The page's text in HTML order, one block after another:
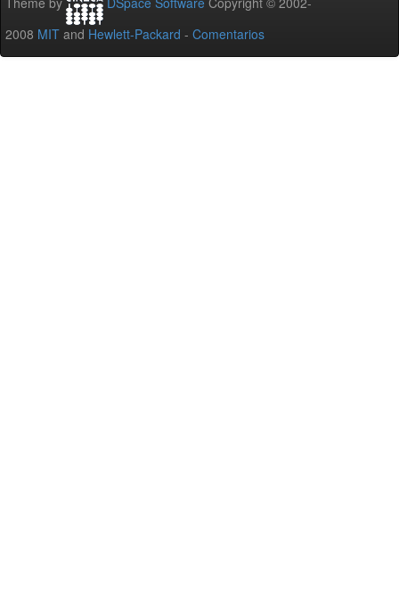
2008 MIT and Hewlett-Packard - Comentarios